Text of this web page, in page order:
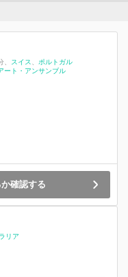
スイス
ポルトガル
ート・アンサンブル
確認する
リア